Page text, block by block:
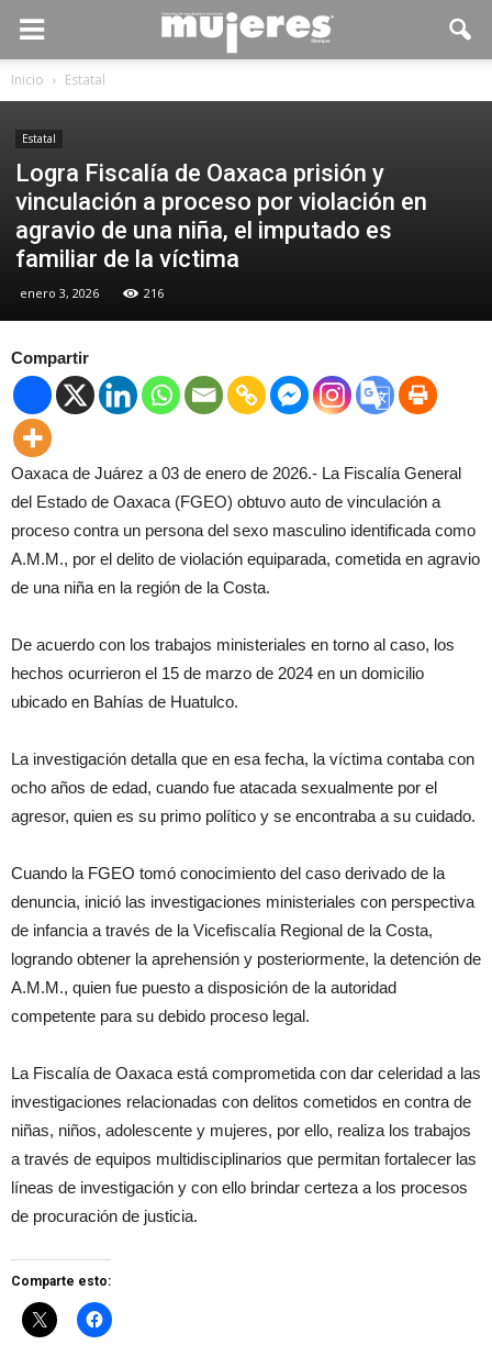
Inicio Estatal
Estatal
Logra Fiscalía de Oaxaca prisión y
vinculación a proceso por violación en
agravio de una niña, el imputado es
familiar de la víctima
enero 3, 2026 216
Compartir
Oaxaca de Juárez a 03 de enero de 2026.- La Fiscalía General
del Estado de Oaxaca (FGEO) obtuvo auto de vinculación a
proceso contra un persona del sexo masculino identificada como
A.M.M., por el delito de violación equiparada, cometida en agravio
de una niña en la región de la Costa.
De acuerdo con los trabajos ministeriales en torno al caso, los
hechos ocurrieron el 15 de marzo de 2024 en un domicilio
ubicado en Bahías de Huatulco.
La investigación detalla que en esa fecha, la víctima contaba con
ocho años de edad, cuando fue atacada sexualmente por el
agresor, quien es su primo político y se encontraba a su cuidado.
Cuando la FGEO tomó conocimiento del caso derivado de la
denuncia, inició las investigaciones ministeriales con perspectiva
de infancia a través de la Vicefiscalía Regional de la Costa,
logrando obtener la aprehensión y posteriormente, la detención de
A.M.M., quien fue puesto a disposición de la autoridad
competente para su debido proceso legal.
La Fiscalía de Oaxaca está comprometida con dar celeridad a las
investigaciones relacionadas con delitos cometidos en contra de
niñas, niños, adolescente y mujeres, por ello, realiza los trabajos
a través de equipos multidisciplinarios que permitan fortalecer las
líneas de investigación y con ello brindar certeza a los procesos
de procuración de justicia.
Comparte esto: